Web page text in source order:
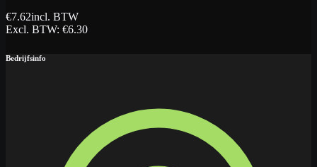
€7.62incl. BTW
Excl. BTW: €6.30
Bedrijfsinfo